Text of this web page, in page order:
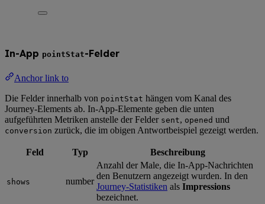
In-App pointStat-Felder
Anchor link to
Die Felder innerhalb von pointStat hängen vom Kanal des
Journey-Elements ab. In-App-Elemente geben die unten
aufgeführten Metriken anstelle der Felder sent, opened und
conversion zurück, die im obigen Antwortbeispiel gezeigt werden.
Feld Typ Beschreibung
shows number
Anzahl der Male, die In-App-Nachrichten
den Benutzern angezeigt wurden. In den
Journey-Statistiken als Impressions
bezeichnet.